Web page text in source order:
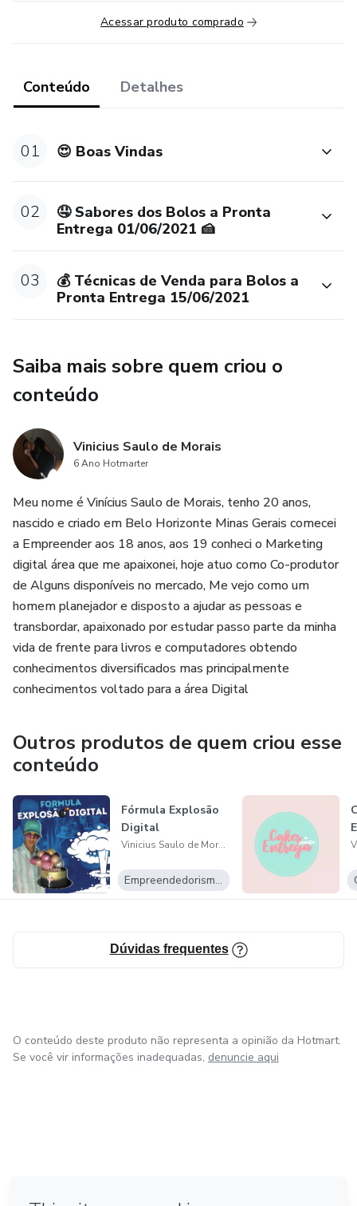
Acessar produto comprado
Conteúdo Detalhes
01 😍 Boas Vindas
02
🤤 Sabores dos Bolos a Pronta
Entrega 01/06/2021 🍰
03
💰 Técnicas de Venda para Bolos a
Pronta Entrega 15/06/2021
Saiba mais sobre quem criou o
conteúdo
Vinicius Saulo de Morais
6 Ano Hotmarter
Meu nome é Vinícius Saulo de Morais, tenho 20 anos,
nascido e criado em Belo Horizonte Minas Gerais comecei
a Empreender aos 18 anos, aos 19 conheci o Marketing
digital área que me apaixonei, hoje atuo como Co-produtor
de Alguns disponíveis no mercado, Me vejo como um
homem planejador e disposto a ajudar as pessoas e
transbordar, apaixonado por estudar passo parte da minha
vida de frente para livros e computadores obtendo
conhecimentos diversificados mas principalmente
conhecimentos voltado para a área Digital
Outros produtos de quem criou esse
conteúdo
Fórmula Explosão
Digital
Vinicius Saulo de Morais
Empreendedorismo Digital
Dúvidas frequentes
O conteúdo deste produto não representa a opinião da Hotmart.
Se você vir informações inadequadas, denuncie aqui